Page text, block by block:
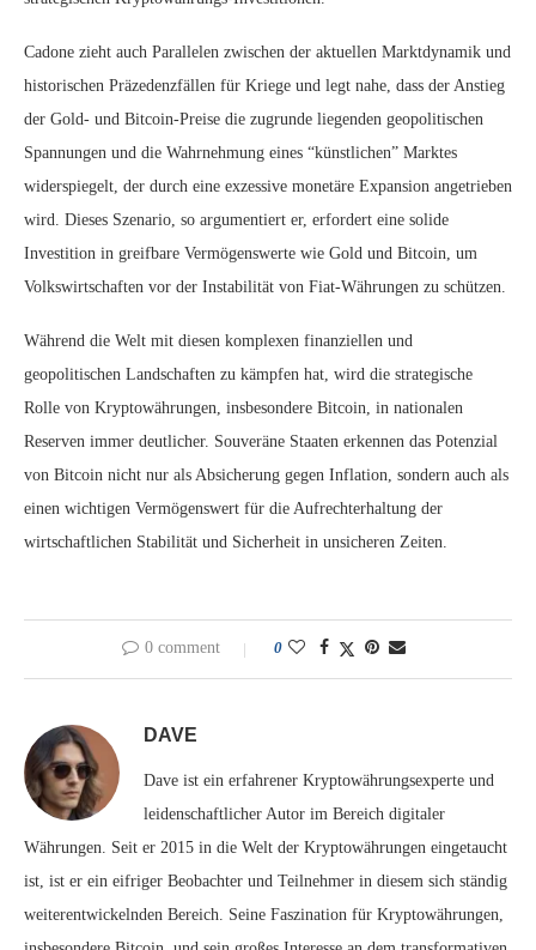
Cadone zieht auch Parallelen zwischen der aktuellen Marktdynamik und
historischen Präzedenzfällen für Kriege und legt nahe, dass der Anstieg
der Gold- und Bitcoin-Preise die zugrunde liegenden geopolitischen
Spannungen und die Wahrnehmung eines “künstlichen” Marktes
widerspiegelt, der durch eine exzessive monetäre Expansion angetrieben
wird. Dieses Szenario, so argumentiert er, erfordert eine solide
Investition in greifbare Vermögenswerte wie Gold und Bitcoin, um
Volkswirtschaften vor der Instabilität von Fiat-Währungen zu schützen.
Während die Welt mit diesen komplexen finanziellen und
geopolitischen Landschaften zu kämpfen hat, wird die strategische
Rolle von Kryptowährungen, insbesondere Bitcoin, in nationalen
Reserven immer deutlicher. Souveräne Staaten erkennen das Potenzial
von Bitcoin nicht nur als Absicherung gegen Inflation, sondern auch als
einen wichtigen Vermögenswert für die Aufrechterhaltung der
wirtschaftlichen Stabilität und Sicherheit in unsicheren Zeiten.
0 comment 0
DAVE
Dave ist ein erfahrener Kryptowährungsexperte und
leidenschaftlicher Autor im Bereich digitaler
Währungen. Seit er 2015 in die Welt der Kryptowährungen eingetaucht
ist, ist er ein eifriger Beobachter und Teilnehmer in diesem sich ständig
weiterentwickelnden Bereich. Seine Faszination für Kryptowährungen,